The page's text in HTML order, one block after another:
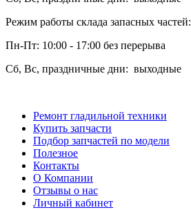
Режим работы склада запасных частей:
Пн-Пт: 10:00 - 17:00 без перерыва
Сб, Вс, праздничные дни: выходные
Ремонт гладильной техники
Купить запчасти
Подбор запчастей по модели
Полезное
Контакты
О Компании
Отзывы о нас
Личный кабинет